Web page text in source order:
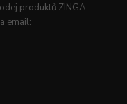
produktů ZINGA.
email: